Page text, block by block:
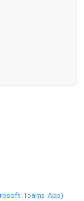
Teams App)